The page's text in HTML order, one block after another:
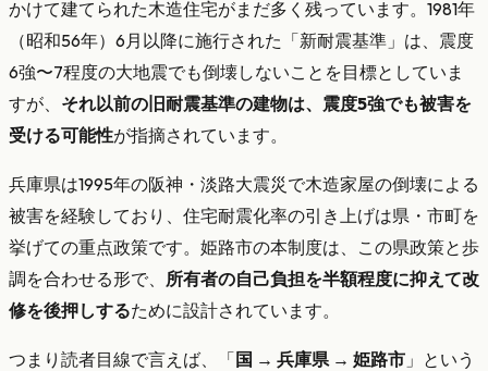
かけて建てられた木造住宅がまだ多く残っています。1981年
（昭和56年）6月以降に施行された「新耐震基準」は、震度
6強〜7程度の大地震でも倒壊しないことを目標としていま
すが、 それ以前の旧耐震基準の建物は、震度5強でも被害を
受ける可能性が指摘されています。
兵庫県は1995年の阪神・淡路大震災で木造家屋の倒壊による
被害を経験しており、住宅耐震化率の引き上げは県・市町を
挙げての重点政策です。姫路市の本制度は、この県政策と歩
調を合わせる形で、 所有者の自己負担を半額程度に抑えて改
修を後押しするために設計されています。
つまり読者目線で言えば、「国 → 兵庫県 → 姫路市 」という